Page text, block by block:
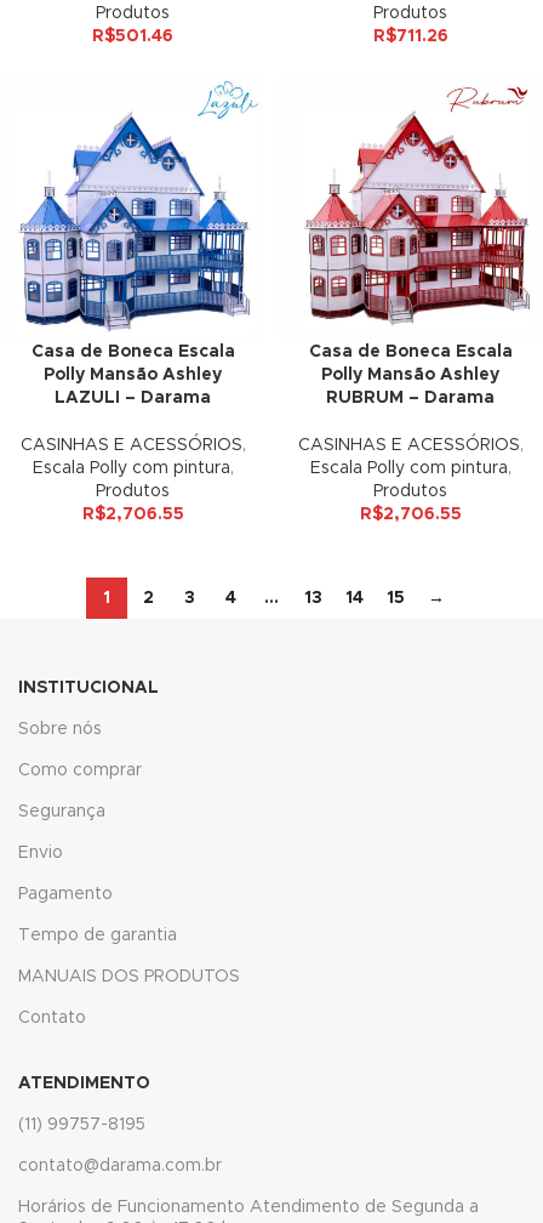
Produtos
R$501.46
Produtos
R$711.26
Casa de Boneca Escala
Polly Mansão Ashley
LAZULI – Darama
CASINHAS E ACESSÓRIOS,
Escala Polly com pintura,
Produtos
R$2,706.55
Casa de Boneca Escala
Polly Mansão Ashley
RUBRUM – Darama
CASINHAS E ACESSÓRIOS,
Escala Polly com pintura,
Produtos
R$2,706.55
1 2 3 4 … 13 14 15 →
INSTITUCIONAL
Sobre nós
Como comprar
Segurança
Envio
Pagamento
Tempo de garantia
MANUAIS DOS PRODUTOS
Contato
ATENDIMENTO
(11) 99757-8195
contato@darama.com.br
Horários de Funcionamento Atendimento de Segunda a